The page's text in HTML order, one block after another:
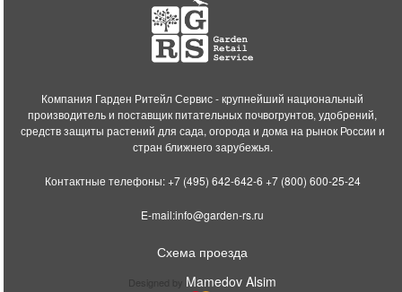
Компания Гарден Ритейл Сервис - крупнейший национальный
производитель и поставщик питательных почвогрунтов, удобрений,
средств защиты растений для сада, огорода и дома на рынок России и
стран ближнего зарубежья.
Контактные телефоны:+7 (495) 642-642-6 +7 (800) 600-25-24
E-mail:info@garden-rs.ru
Схема проезда
Designed by Mamedov Alsim